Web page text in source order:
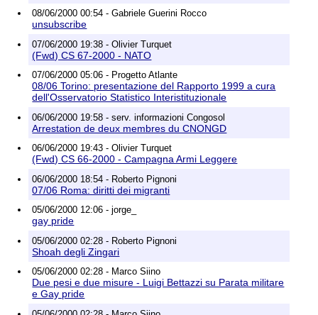
08/06/2000 00:54 - Gabriele Guerini Rocco
unsubscribe
07/06/2000 19:38 - Olivier Turquet
(Fwd) CS 67-2000 - NATO
07/06/2000 05:06 - Progetto Atlante
08/06 Torino: presentazione del Rapporto 1999 a cura
dell'Osservatorio Statistico Interistituzionale
06/06/2000 19:58 - serv. informazioni Congosol
Arrestation de deux membres du CNONGD
06/06/2000 19:43 - Olivier Turquet
(Fwd) CS 66-2000 - Campagna Armi Leggere
06/06/2000 18:54 - Roberto Pignoni
07/06 Roma: diritti dei migranti
05/06/2000 12:06 - jorge_
gay pride
05/06/2000 02:28 - Roberto Pignoni
Shoah degli Zingari
05/06/2000 02:28 - Marco Siino
Due pesi e due misure - Luigi Bettazzi su Parata militare
e Gay pride